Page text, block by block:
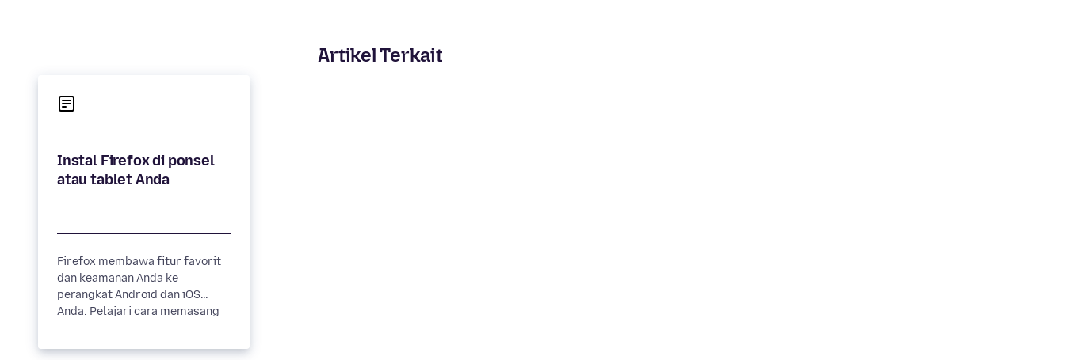
Artikel Terkait
Instal Firefox di ponsel
Firefox membawa fitur favorit
dan keamanan Anda ke
perangkat Android dan iOS
Anda. Pelajari cara memasang